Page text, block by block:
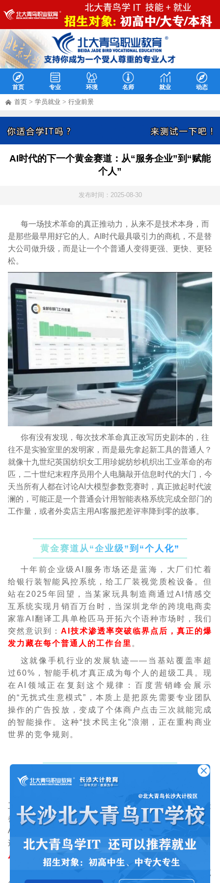
首页 专业 环境 名师 就业 动态
首页> 学员就业 > 行业前景
AI时代的下一个黄金赛道：从“服务企业”到“赋能
个人”
发布时间：2025-08-30
每一场技术革命的真正推动力，从来不是技术本身，而
是那些最早用好它的人。AI时代最具吸引力的商机，不是替
大公司做升级，而是让一个个普通人变得更强、更快、更轻
松。
你有没有发现，每次技术革命真正改写历史剧本的，往
往不是实验室里的发明家，而是最先拿起新工具的普通人？
就像十九世纪英国纺织女工用珍妮纺纱机织出工业革命的布
匹，二十世纪末程序员用个人电脑敲开信息时代的大门，今
天当所有人都在讨论AI大模型参数竞赛时，真正掀起时代波
澜的，可能正是一个普通会计用智能表格系统完成全部门的
工作量，或者外卖店主用AI客服把差评率降到零的故事。
黄金赛道从“企业级”到“个人化”
十年前企业级AI服务市场还是蓝海，大厂们忙着
给银行装智能风控系统，给工厂装视觉质检设备。但
站在2025年回望，当某家玩具制造商通过AI情感交
互系统实现月销百万台时，当深圳龙华的跨境电商卖
家靠AI翻译工具单枪匹马开拓六个语种市场时，我们
突然意识到： AI技术渗透率突破临界点后，真正的爆
发力藏在每个普通人的工作台里 。
这就像手机行业的发展轨迹——当基站覆盖率超
过60%，智能手机才真正成为每个人的超级工具。现
在AI领域正在复刻这个规律：百度营销峰会展示
的“无扰式生意模式”，本质上是把原先需要专业团队
操作的广告投放，变成了个体商户点击三次就能完成
的智能操作。这种“技术民主化”浪潮，正在重构商业
世界的竞争规则。
去年有位学员的故事给予我们启示：原本做行政
工作的张婷，用四个月时间掌握AI编程助手，现在能
参与开发企业OA系统。这不是孤例，数据显示掌握
AI工具的职场新人，项目交付效率普遍提升3-8倍。
这背后藏着个重要转变：
职业教育的核心能力，正
从“知识储备”转向“工具驾驭”
想象下这样的学习场景：学员对着空气比划建筑